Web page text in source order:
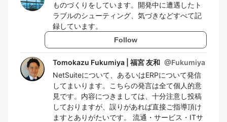
ものづくりをしています。開発中に遭遇したト
ラブルのシューティング、気づきなどすべて記
録しています。
Follow
Tomokazu Fukumiya | 福宮 友和 @Fukumiya
NetSuiteについて、あるいはERPについて発信
してまいります。こちらの発言は全て個人的意
見です。内容につきましては、十分注意し投稿
しておりますが、誤りがあれば直接ご指導頂け
ますとありがたいです。 流通・サービス・ITサ